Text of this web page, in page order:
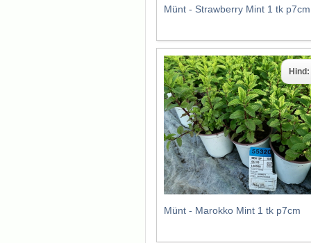
Münt - Strawberry Mint 1 tk p7cm
Münt - Marokko Mint 1 tk p7cm
Hind: